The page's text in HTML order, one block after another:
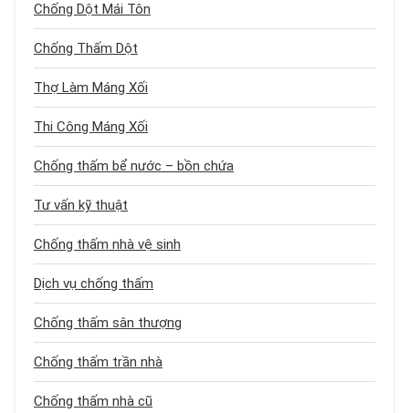
Chống Dột Mái Tôn
Chống Thấm Dột
Thợ Làm Máng Xối
Thi Công Máng Xối
Chống thấm bể nước – bồn chứa
Tư vấn kỹ thuật
Chống thấm nhà vệ sinh
Dịch vụ chống thấm
Chống thấm sân thượng
Chống thấm trần nhà
Chống thấm nhà cũ